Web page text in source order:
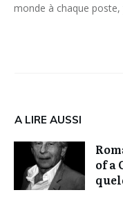
monde à chaque
A LIRE AUSSI
of a